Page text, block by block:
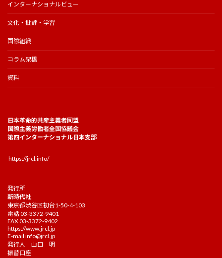
インターナショナルビュー
文化・批評・学習
国際組織
コラム架橋
資料
日本革命的共産主義者同盟
国際主義労働者全国協議会
第四インターナショナル日本支部
https://jrcl.info/
発行所
新時代社
東京都渋谷区初台1-50-4-103
電話 03-3372-9401
FAX 03-3372-9402
https://www.jrcl.jp
E-mail info@jrcl.jp
発行人 山口 明
振替口座